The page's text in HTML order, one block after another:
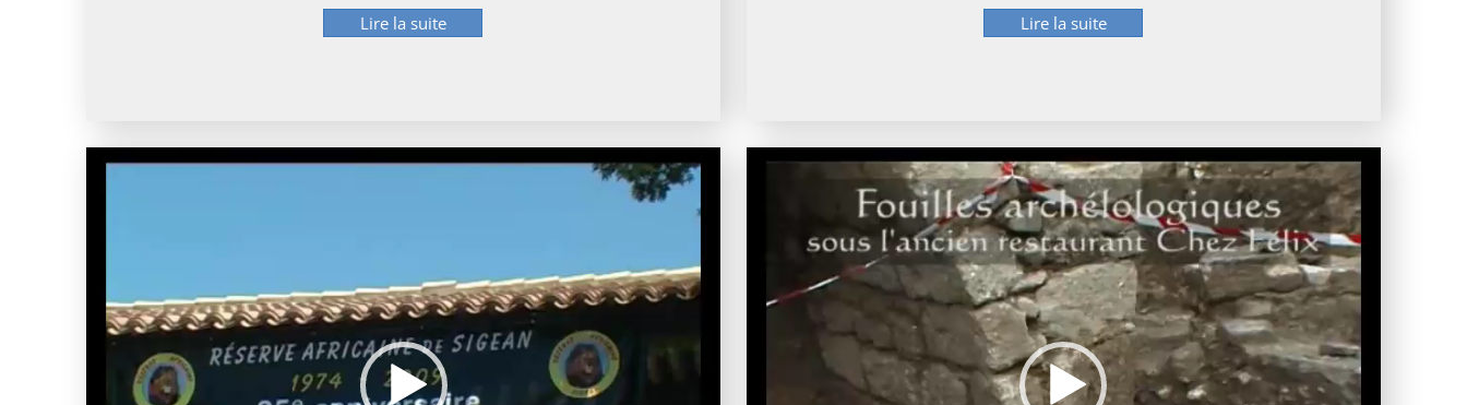
Lire la suite Lire la suite
Lecteur
Lecteur
vidéo